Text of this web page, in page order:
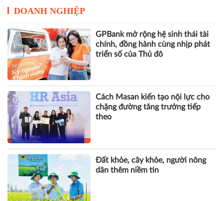
DOANH NGHIỆP
GPBank mở rộng hệ sinh thái tài
chính, đồng hành cùng nhịp phát
triển số của Thủ đô
Cách Masan kiến tạo nội lực cho
chặng đường tăng trưởng tiếp
theo
Đất khỏe, cây khỏe, người nông
dân thêm niềm tin